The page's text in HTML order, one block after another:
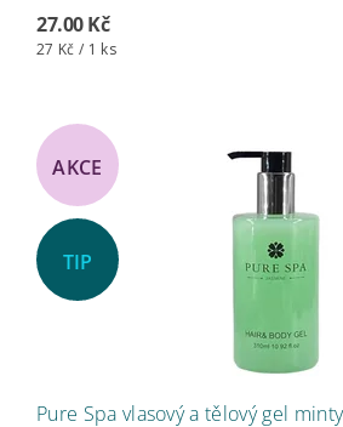
27.00 Kč
27 Kč / 1 ks
AKCE
TIP
Pure Spa vlasový a tělový gel